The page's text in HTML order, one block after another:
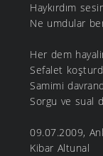
Haykırdım
Ne umdular
Her dem
Sefalet
Samimi
Sorgu ve sual
09.07.2009,
Kibar Altunal